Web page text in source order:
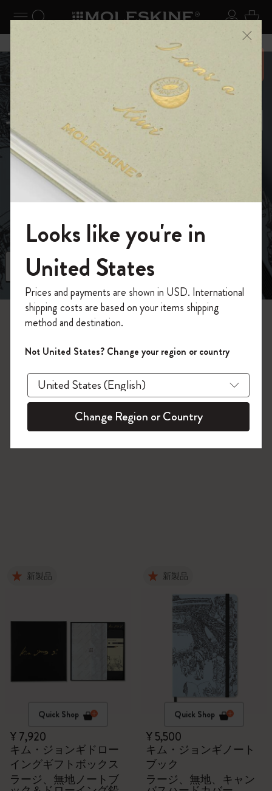
ナビゲーションの切替 ログ
検索 (キーワードなど) カ
6,500円以上のご購入で送料無料 メニ
ーを閉じる
ホーム
限定版ノートブック
キム・ジョンギコレクション
キム・ジョンギコ
レクション
ページと向き合おう。生命のあらゆる複雑なデ
ィテールを学び、観察し、そして再現するの
フィルター 並び替え
3 プロダクツ
新製品
Quick Shop
¥ 7,920
キム・ジョンギドロー
イングギフトボックス
ラージ、無地ノートブ
新製品
Quick Shop
¥ 5,500
キム・ジョンギノート
ブック
ラージ、無地、キャン
モレスキンの世界へようこそ
「WELCOME10」を入力すると、初回注
文が10%オフ＋送料無料になります。セ
ール・アウトレット品は適用外。
Moleskineアカウントを作成して限定オフ
ァーや会員特典、さらに多くのインスピ
レーションを手に入れましょう。
今すぐ会員登録 !
Looks like you're in
United States
Prices and payments are shown in USD. International
shipping costs are based on your items shipping
method and destination.
Not United States? Change your region or country
Change Region or Country